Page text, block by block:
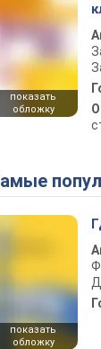
показать
обложку
Самые
показать
обложку